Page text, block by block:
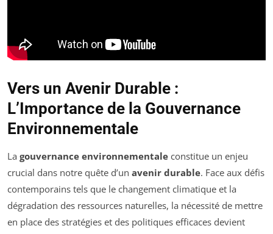
Vers un Avenir Durable :
L’Importance de la Gouvernance
Environnementale
La gouvernance environnementale constitue un enjeu
crucial dans notre quête d’un avenir durable. Face aux défis
contemporains tels que le changement climatique et la
dégradation des ressources naturelles, la nécessité de mettre
en place des stratégies et des politiques efficaces devient